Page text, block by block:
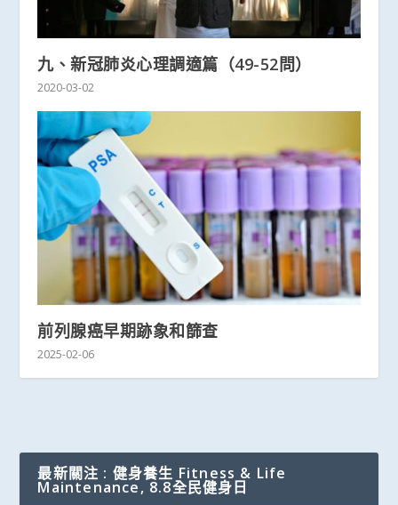
九、新冠肺炎心理調適篇（49-52問）
2020-03-02
前列腺癌早期跡象和篩查
2025-02-06
最新關注 : 健身養生 Fitness & Life
Maintenance, 8.8全民健身日